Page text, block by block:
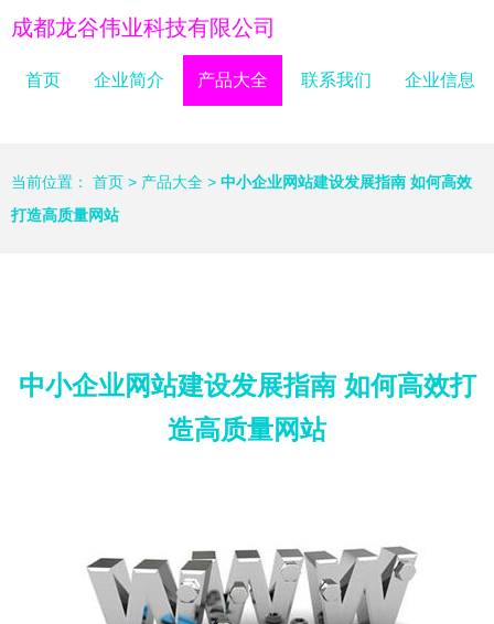
成都龙谷伟业科技有限公司
首页 企业简介 产品大全 联系我们 企业信息
当前位置： 首页 > 产品大全 > 中小企业网站建设发展指南 如何高效
打造高质量网站
中小企业网站建设发展指南 如何高效打
造高质量网站